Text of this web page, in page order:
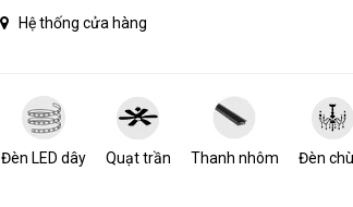
Hệ thống cửa hàng
Đèn LED dây Quạt trần Thanh nhôm Đèn